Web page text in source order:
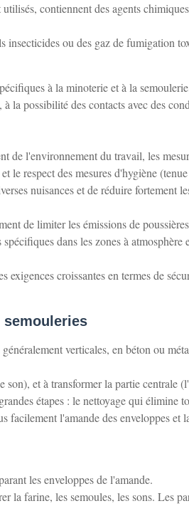
contiennent des agents
insecticides ou des gaz de fumigation
à la minoterie et à la
la possibilité des contacts avec des
de l'environnement du travail, les
respect des mesures d'hygiène
nuisances et de réduire fortement
de limiter les émissions de
dans les zones à
exigences croissantes en termes de
verticales, en béton ou
et à transformer la partie centrale
étapes : le nettoyage qui élimine
l'amande des enveloppes et
les enveloppes de l'amande.
la farine, les semoules, les sons. Les